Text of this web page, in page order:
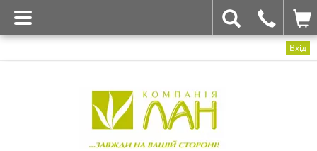
Вхід